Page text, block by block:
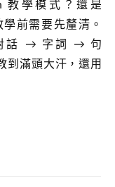
前需要先釐清。
話 → 字詞 → 句
到滿頭大汗，還用